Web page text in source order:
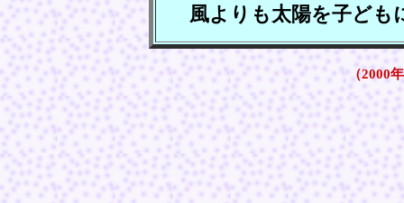
風よりも太陽を子ども
（2000